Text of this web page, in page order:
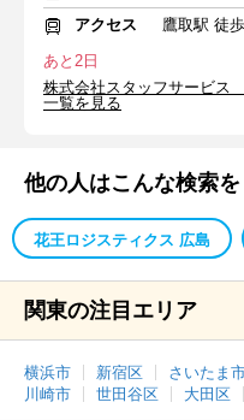
アクセス
鷹取駅 徒
あと2日
株式会社スタッフサービス
一覧を見る
他の人はこんな検索
花王ロジスティクス 広島
関東の注目エリア
横浜市 新宿区 さいたま
川崎市
世田谷区 大田区